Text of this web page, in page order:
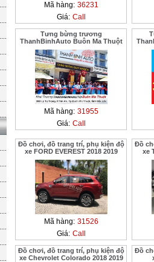
Mã hàng: 36231
Giá: Call
Tưng bừng trương
ThanhBinhAuto Buôn Ma Thuột
Mã hàng: 31955
Giá: Call
Đồ chơi, đồ trang trí, phụ kiện độ
xe FORD EVEREST 2018 2019
Mã hàng: 31526
Giá: Call
Đồ
xe
Đồ chơi, đồ trang trí, phụ kiện độ
xe Chevrolet Colorado 2018 2019
Đồ